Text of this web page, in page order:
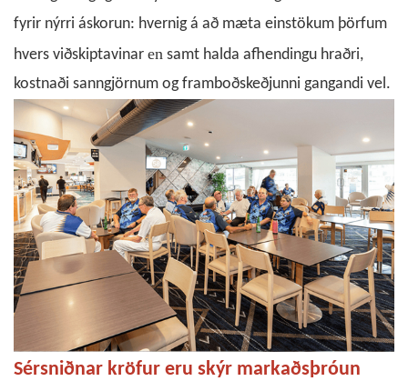
fyrir nýrri áskorun: hvernig á að mæta einstökum þörfum
hvers viðskiptavinar en samt halda afhendingu hraðri,
kostnaði sanngjörnum og framboðskeðjunni gangandi vel.
Sérsniðnar kröfur eru skýr markaðsþróun